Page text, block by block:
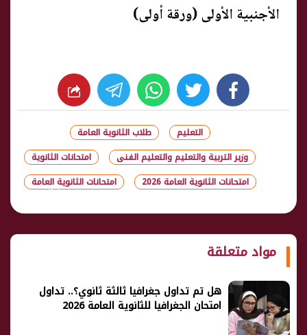
الأجنبية الأولى (ورقة أولى)
facebook
twitter
whats
شارك
التعليم
طلاب الثانوية العامة
وزير التربية والتعليم والتعليم الفنى
امتحانات الثانوية
امتحانات الثانوية العامة 2026
امتحانات الثانوية العامة
مواد متعلقة
هل تم تداول جغرافيا ثالثة ثانوي؟.. تداول
امتحان الجغرافيا للثانوية العامة 2026